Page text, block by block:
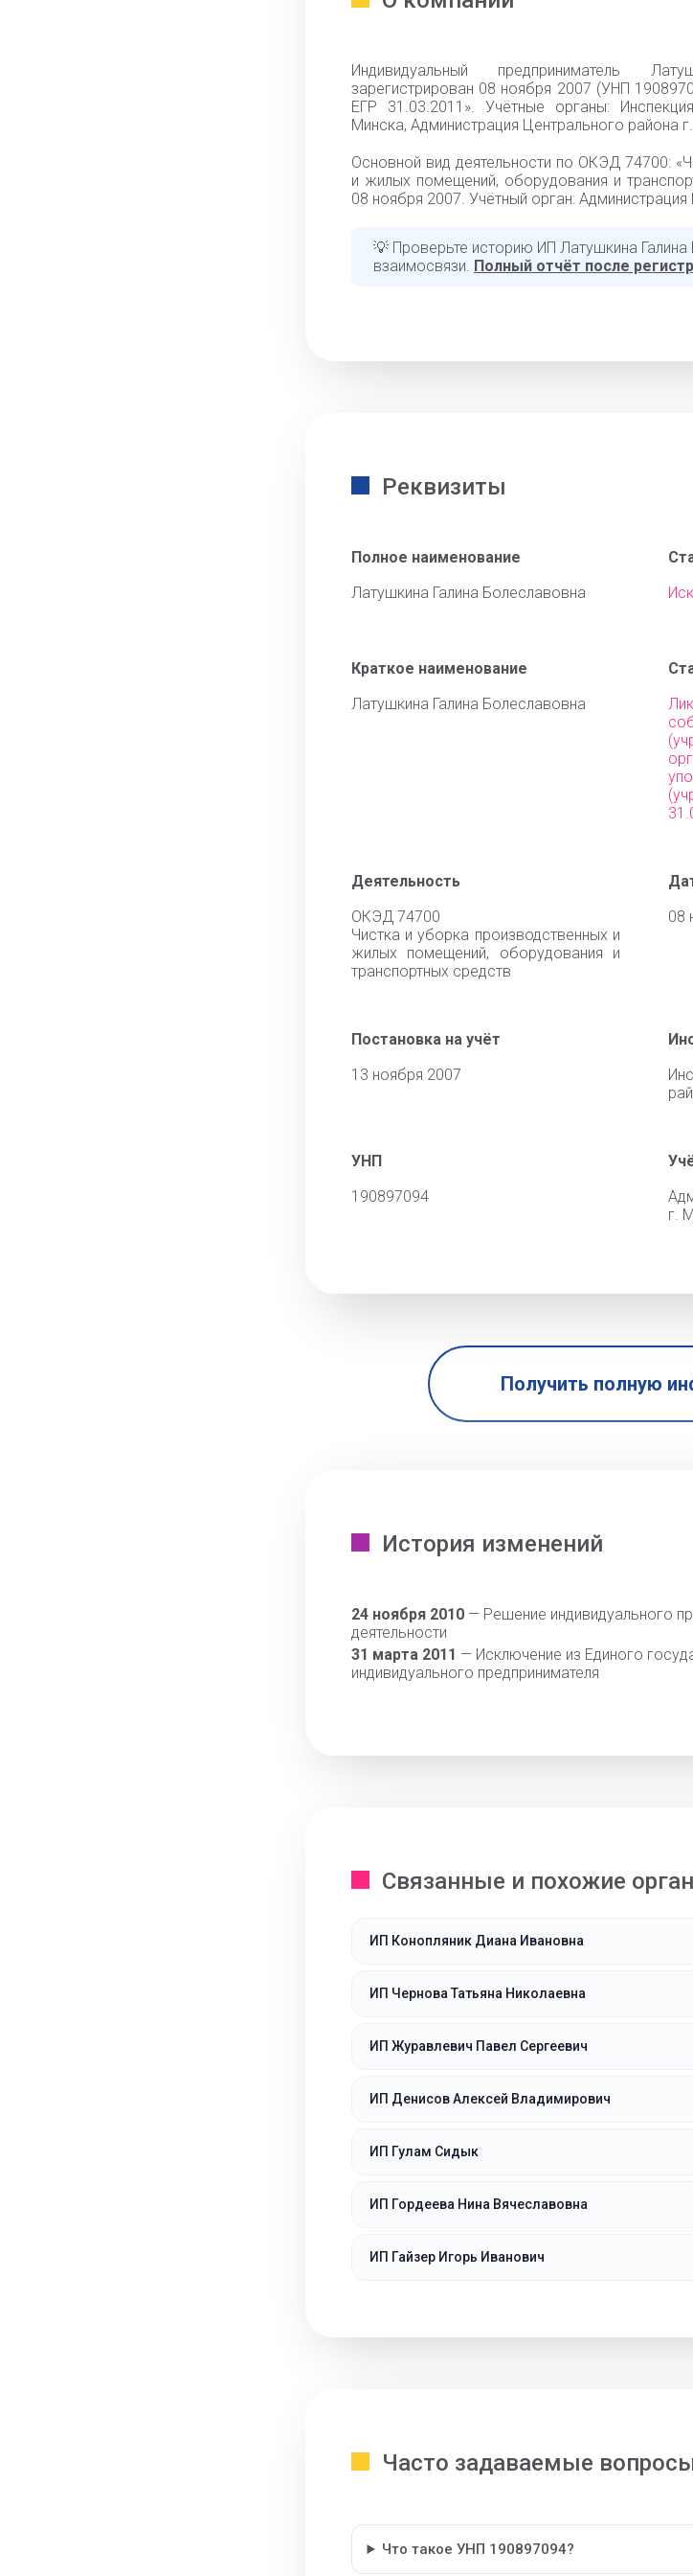
Индивидуальный предприниматель
зарегистрирован 08 ноября 2007 (УНП
ЕГР 31.03.2011». Учётные органы:
Минска, Администрация Центрального района
Основной вид деятельности по ОКЭД 74700:
и жилых помещений, оборудования и
08 ноября 2007. Учётный орган:
💡 Проверьте историю ИП Латушкина Галина
взаимосвязи. Полный отчёт после
Реквизиты
Полное наименование
Латушкина Галина Болеславовна
Краткое наименование
Латушкина Галина Болеславовна
Деятельность
ОКЭД 74700
Чистка и уборка производственных и
жилых помещений, оборудования и
транспортных средств
08
Постановка на учёт
13 ноября 2007
УНП
190897094
г.
Получить полную
История изменений
24 ноября 2010— Решение индивидуального
деятельности
31 марта 2011 — Исключение из Единого
индивидуального предпринимателя
Связанные и похожие
ИП Конопляник Диана Ивановна
ИП Чернова Татьяна Николаевна
ИП Журавлевич Павел Сергеевич
ИП Денисов Алексей Владимирович
ИП Гулам Сидык
ИП Гордеева Нина Вячеславовна
ИП Гайзер Игорь Иванович
Часто задаваемые
Что такое УНП 190897094?